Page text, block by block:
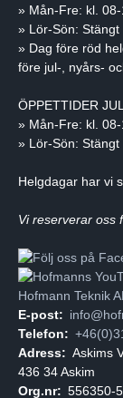
» Mån-Fre: kl. 08-
» Lör-Sön: Stängt
» Dag före röd
före jul-, nyårs-
ÖPPETTIDER
» Mån-Fre: kl.
» Lör-Sön: Stängt
Helgdagar har vi
Vi reserverar oss
Hofmann Teknik
E-post:
Telefon:
Adress: Askims
436 34 Askim
Org.nr: 556350-